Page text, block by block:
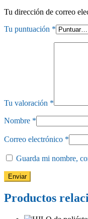
Tu dirección de correo
Tu puntuación *
Tu valoración *
Nombre *
Correo electrónico *
Guarda mi nombre,
Productos